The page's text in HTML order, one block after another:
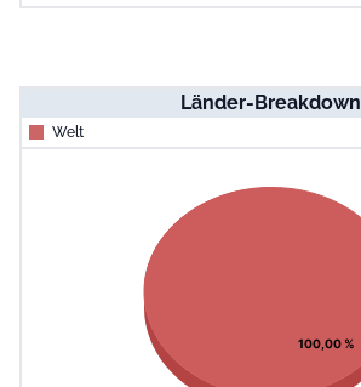
Länder-Breakdown
Welt
Pie chart with 1 slice.
View as data table, Chart
100,00 %